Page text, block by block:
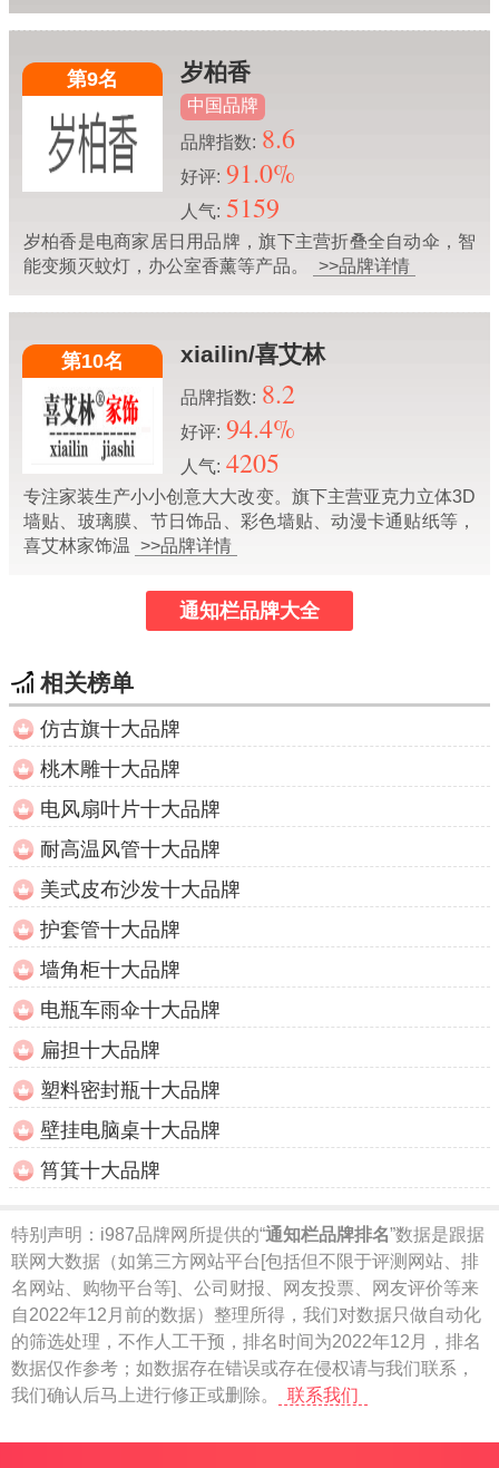
第9名 岁柏香
中国品牌
品牌指数: 8.6
好评: 91.0%
人气: 5159
岁柏香是电商家居日用品牌，旗下主营折叠全自动伞，智
能变频灭蚊灯，办公室香薰等产品。
>>品牌详情
第10名 xiailin/喜艾林
品牌指数: 8.2
好评: 94.4%
人气: 4205
专注家装生产小小创意大大改变。旗下主营亚克力立体3D
墙贴、玻璃膜、节日饰品、彩色墙贴、动漫卡通贴纸等，
喜艾林家饰温 >>品牌详情
通知栏品牌大全
相关榜单
仿古旗十大品牌
桃木雕十大品牌
电风扇叶片十大品牌
耐高温风管十大品牌
美式皮布沙发十大品牌
护套管十大品牌
墙角柜十大品牌
电瓶车雨伞十大品牌
扁担十大品牌
塑料密封瓶十大品牌
壁挂电脑桌十大品牌
筲箕十大品牌
特别声明： i987品牌网所提供的“通知栏品牌排名”数据是跟据
联网大数据（如第三方网站平台[包括但不限于评测网站、排
名网站、购物平台等]、公司财报、网友投票、网友评价等来
自2022年12月前的数据）整理所得，我们对数据只做自动化
的筛选处理，不作人工干预，排名时间为2022年12月，排名
数据仅作参考；如数据存在错误或存在侵权请与我们联系，
我们确认后马上进行修正或删除。
联系我们